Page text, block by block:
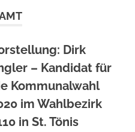
Dirk
– Kandidat für
Kommunalwahl
im Wahlbezirk
in St. Tönis